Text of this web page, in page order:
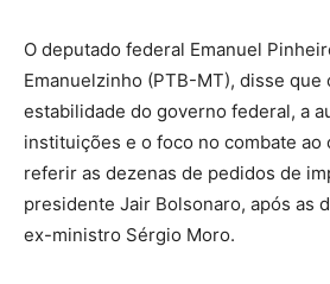
O deputado federal Emanuel
Emanuelzinho (PTB-MT), disse que
estabilidade do governo federal, a
instituições e o foco no combate ao
referir as dezenas de pedidos de
presidente Jair Bolsonaro, após as
ex-ministro Sérgio Moro.